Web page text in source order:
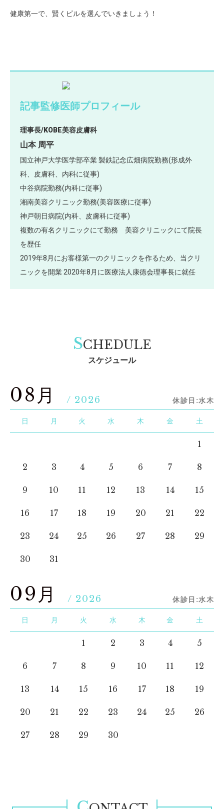
健康第一で、賢くピルを選んでいきましょう！
記事監修医師プロフィール
理事長/KOBE美容皮膚科
山本 周平
国立神戸大学医学部卒業 製鉄記念広畑病院勤務(形成外
科、皮膚科、内科に従事)
中谷病院勤務(内科に従事)
湘南美容クリニック勤務(美容医療に従事)
神戸朝日病院(内科、皮膚科に従事)
複数の有名クリニックにて勤務 美容クリニックにて院長
を歴任
2019年8月にお客様第一のクリニックを作るため、当クリ
ニックを開業 2020年8月に医療法人康徳会理事長に就任
SCHEDULE
スケジュール
08月 / 2026 休診日:水木
日 月 火 水 木 金 土
1
2 3 4 5 6 7 8
9 10 11 12 13 14 15
16 17 18 19 20 21 22
23 24 25 26 27 28 29
30 31
09月 / 2026 休診日:水木
日 月 火 水 木 金 土
1 2 3 4 5
6 7 8 9 10 11 12
13 14 15 16 17 18 19
20 21 22 23 24 25 26
27 28 29 30